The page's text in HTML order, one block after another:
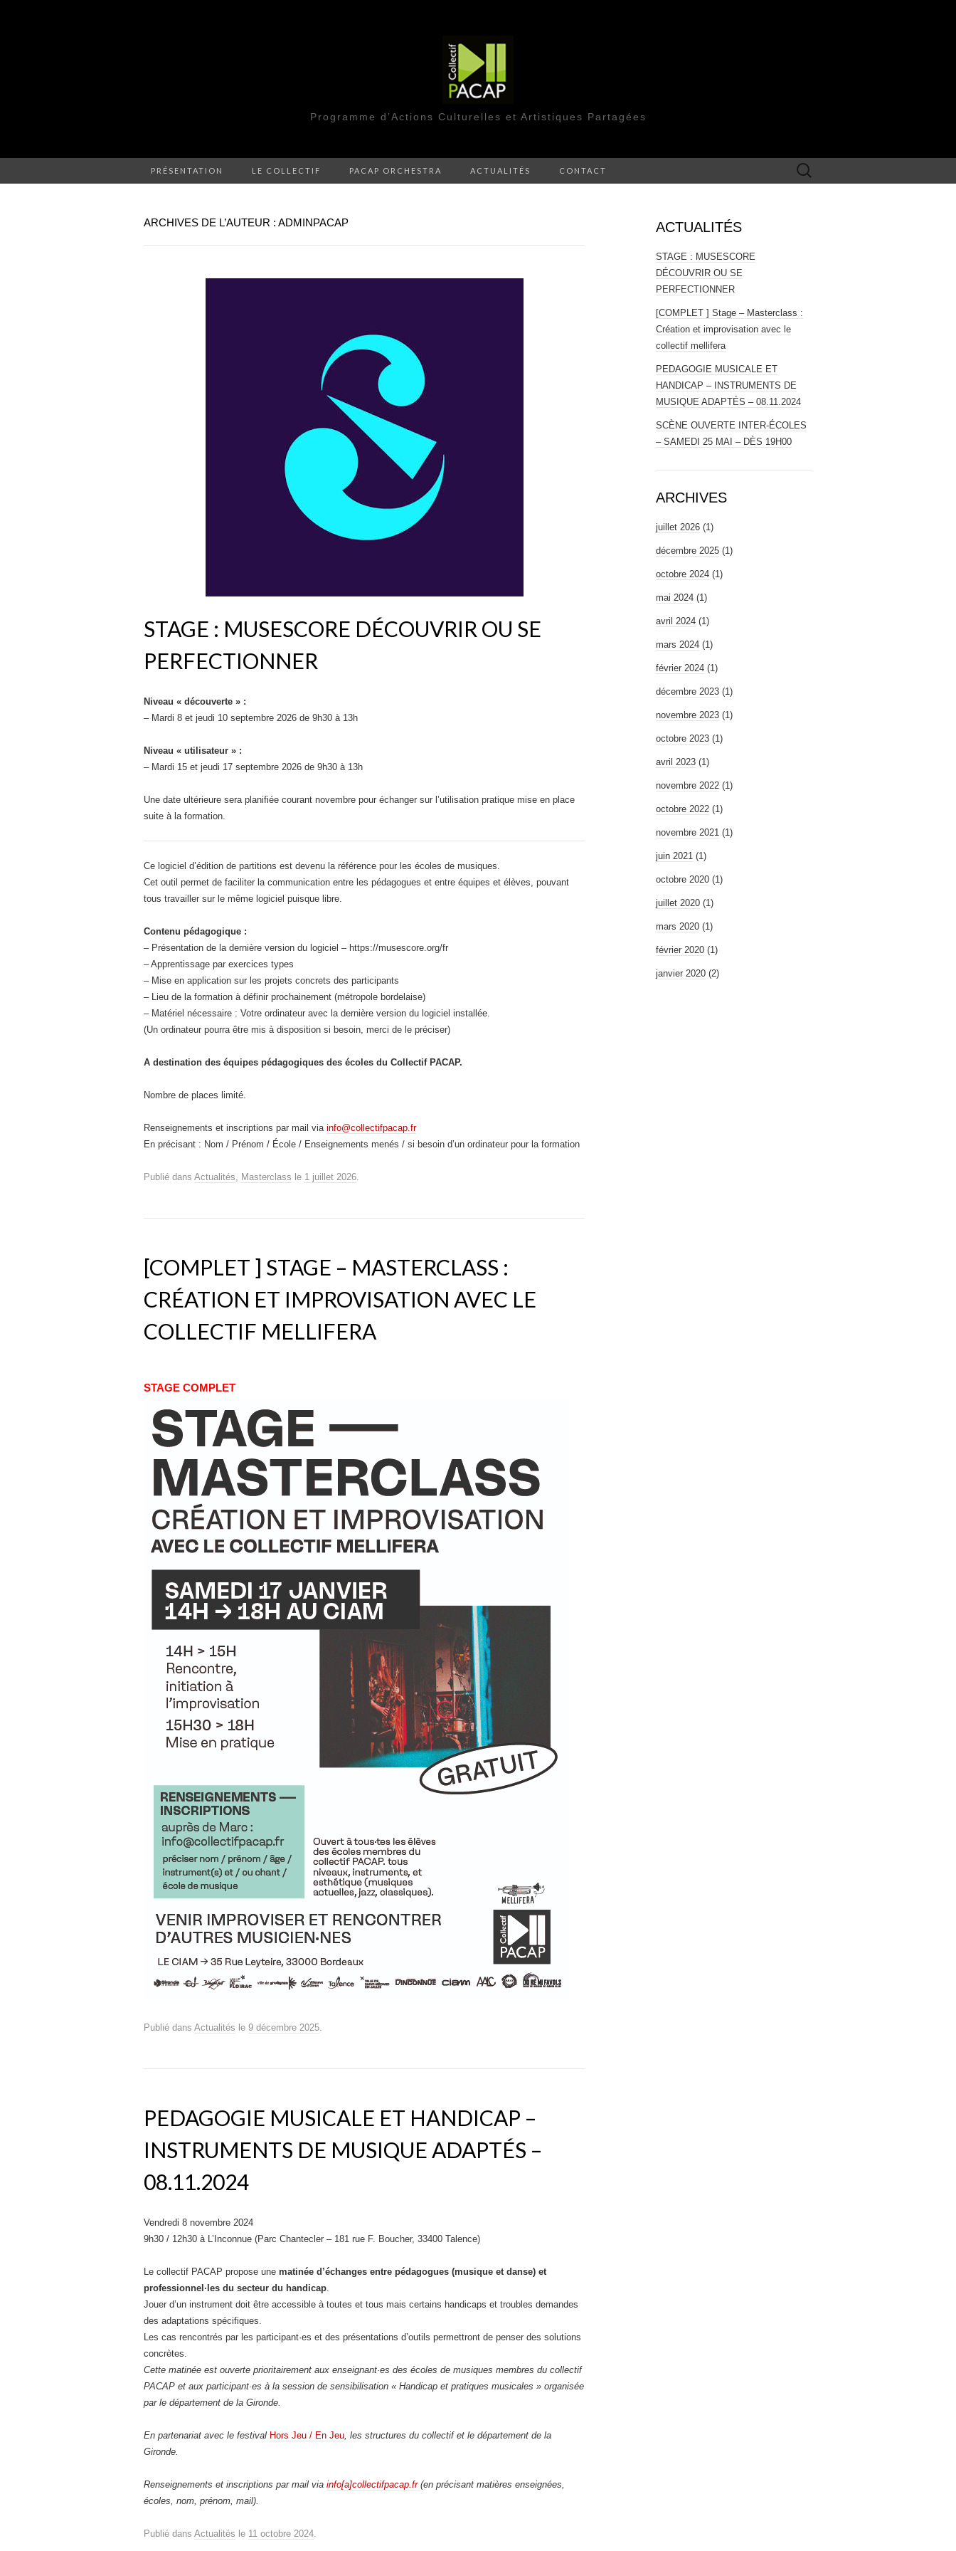
Programme d’Actions Culturelles et Artistiques Partagées
PRÉSENTATION LE COLLECTIF PACAP ORCHESTRA ACTUALITÉS CONTACT Rechercher :
ARCHIVES DE L’AUTEUR : ADMINPACAP
STAGE : MUSESCORE DÉCOUVRIR OU SE
PERFECTIONNER
Niveau « découverte » :
– Mardi 8 et jeudi 10 septembre 2026 de 9h30 à 13h
Niveau « utilisateur » :
– Mardi 15 et jeudi 17 septembre 2026 de 9h30 à 13h
Une date ultérieure sera planifiée courant novembre pour échanger sur l’utilisation pratique mise en place
suite à la formation.
Ce logiciel d’édition de partitions est devenu la référence pour les écoles de musiques.
Cet outil permet de faciliter la communication entre les pédagogues et entre équipes et élèves, pouvant
tous travailler sur le même logiciel puisque libre.
Contenu pédagogique :
– Présentation de la dernière version du logiciel – https://musescore.org/fr
– Apprentissage par exercices types
– Mise en application sur les projets concrets des participants
– Lieu de la formation à définir prochainement (métropole bordelaise)
– Matériel nécessaire : Votre ordinateur avec la dernière version du logiciel installée.
(Un ordinateur pourra être mis à disposition si besoin, merci de le préciser)
A destination des équipes pédagogiques des écoles du Collectif PACAP.
Nombre de places limité.
Renseignements et inscriptions par mail via info@collectifpacap.fr
En précisant : Nom / Prénom / École / Enseignements menés / si besoin d’un ordinateur pour la formation
Publié dans Actualités, Masterclass le 1 juillet 2026.
[COMPLET ] STAGE – MASTERCLASS :
CRÉATION ET IMPROVISATION AVEC LE
COLLECTIF MELLIFERA
STAGE COMPLET
Publié dans Actualités le 9 décembre 2025.
PEDAGOGIE MUSICALE ET HANDICAP –
INSTRUMENTS DE MUSIQUE ADAPTÉS –
08.11.2024
Vendredi 8 novembre 2024
9h30 / 12h30 à L’Inconnue (Parc Chantecler – 181 rue F. Boucher, 33400 Talence)
Le collectif PACAP propose une matinée d’échanges entre pédagogues (musique et danse) et
professionnel·les du secteur du handicap.
Jouer d’un instrument doit être accessible à toutes et tous mais certains handicaps et troubles demandes
des adaptations spécifiques.
Les cas rencontrés par les participant·es et des présentations d’outils permettront de penser des solutions
concrètes.
Cette matinée est ouverte prioritairement aux enseignant·es des écoles de musiques membres du collectif
PACAP et aux participant·es à la session de sensibilisation « Handicap et pratiques musicales » organisée
par le département de la Gironde.
En partenariat avec le festival Hors Jeu / En Jeu, les structures du collectif et le département de la
Gironde.
Renseignements et inscriptions par mail via info[a]collectifpacap.fr (en précisant matières enseignées,
écoles, nom, prénom, mail).
Publié dans Actualités le 11 octobre 2024.
ACTUALITÉS
STAGE : MUSESCORE
DÉCOUVRIR OU SE
PERFECTIONNER
[COMPLET ] Stage – Masterclass :
Création et improvisation avec le
collectif mellifera
PEDAGOGIE MUSICALE ET
HANDICAP – INSTRUMENTS DE
MUSIQUE ADAPTÉS – 08.11.2024
SCÈNE OUVERTE INTER-ÉCOLES
– SAMEDI 25 MAI – DÈS 19H00
ARCHIVES
juillet 2026 (1)
décembre 2025 (1)
octobre 2024 (1)
mai 2024 (1)
avril 2024 (1)
mars 2024 (1)
février 2024 (1)
décembre 2023 (1)
novembre 2023 (1)
octobre 2023 (1)
avril 2023 (1)
novembre 2022 (1)
octobre 2022 (1)
novembre 2021 (1)
juin 2021 (1)
octobre 2020 (1)
juillet 2020 (1)
mars 2020 (1)
février 2020 (1)
janvier 2020 (2)